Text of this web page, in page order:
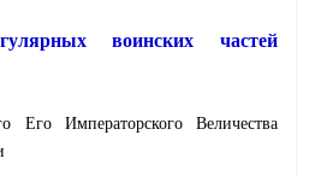
воинских частей
Его Императорского Величества